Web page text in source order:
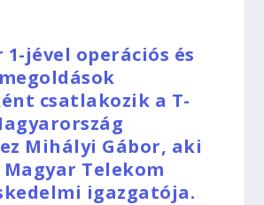
1-jével operációs és
csatlakozik a T-
Mihályi Gábor, aki
Telekom
igazgatója.